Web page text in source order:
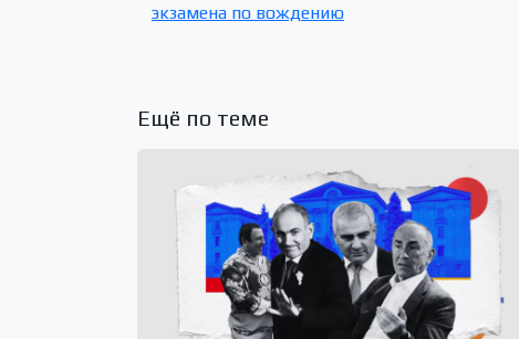
экзамена по вождению
Ещё по теме